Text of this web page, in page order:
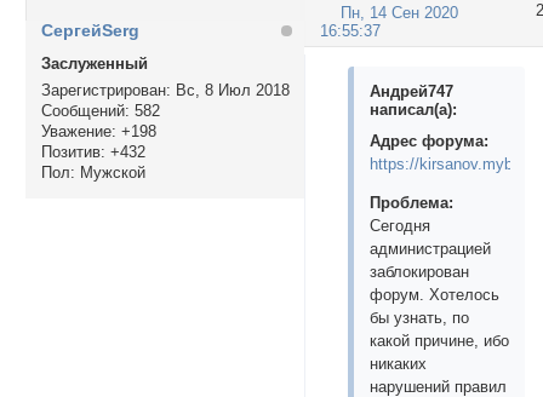
2
Пн, 14 Сен 2020
16:55:37
СергейSerg
Заслуженный
Зарегистрирован: Вс, 8 Июл 2018
Сообщений: 582
Уважение: +198
Позитив: +432
Пол: Мужской
Андрей747
написал(а):
Адрес форума:
https://kirsanov.mybb.ru
Проблема:
Сегодня
администрацией
заблокирован
форум. Хотелось
бы узнать, по
какой причине, ибо
никаких
нарушений правил